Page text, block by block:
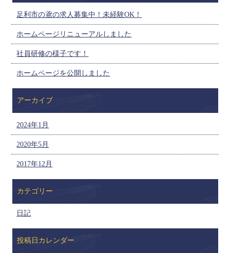
足利市の鳶の求人募集中！未経験OK！
ホームページリニューアルしました
社員研修の様子です！
ホームページを公開しました
アーカイブ
2024年1月
2020年5月
2017年12月
カテゴリー
日記
投稿日カレンダー